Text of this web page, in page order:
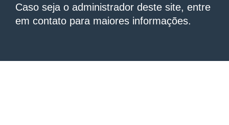
Caso seja o administrador deste site, entre
em contato para maiores informações.